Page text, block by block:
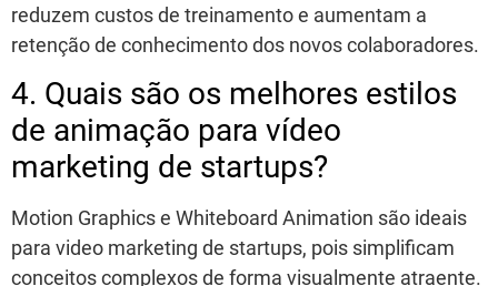
reduzem custos de treinamento e aumentam a
retenção de conhecimento dos novos colaboradores.
4. Quais são os melhores estilos
de animação para vídeo
marketing de startups?
Motion Graphics e Whiteboard Animation são ideais
para video marketing de startups, pois simplificam
conceitos complexos de forma visualmente atraente.